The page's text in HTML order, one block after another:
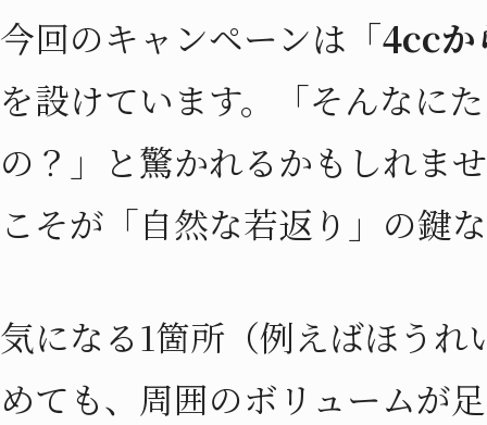
今回のキャンペーンは 「4cc
を設けています。「そんなに
の？」と驚かれるかもしれま
こそが「自然な若返り」の鍵
気になる1箇所（例えばほうれ
めても、周囲のボリュームが